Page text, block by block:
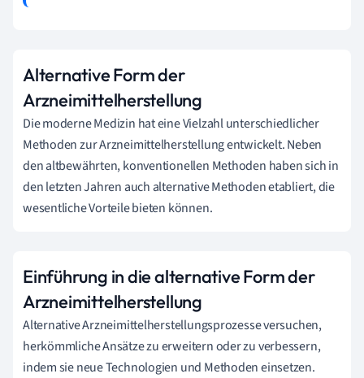
Alternative Form der
Arzneimittelherstellung
Die moderne Medizin hat eine Vielzahl unterschiedlicher
Methoden zur Arzneimittelherstellung entwickelt. Neben
den altbewährten, konventionellen Methoden haben sich in
den letzten Jahren auch alternative Methoden etabliert, die
wesentliche Vorteile bieten können.
Einführung in die alternative Form der
Arzneimittelherstellung
Alternative Arzneimittelherstellungsprozesse versuchen,
herkömmliche Ansätze zu erweitern oder zu verbessern,
indem sie neue Technologien und Methoden einsetzen.